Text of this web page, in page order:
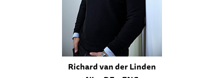
Richard van der Linden